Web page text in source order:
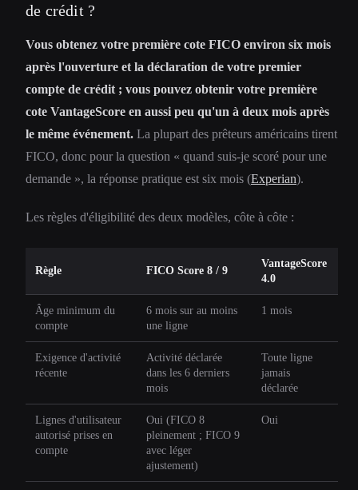
de crédit ?
Vous obtenez votre première cote FICO environ six mois
après l'ouverture et la déclaration de votre premier
compte de crédit ; vous pouvez obtenir votre première
cote VantageScore en aussi peu qu'un à deux mois après
le même événement. La plupart des prêteurs américains tirent
FICO, donc pour la question « quand suis-je scoré pour une
demande », la réponse pratique est six mois (Experian).
Les règles d'éligibilité des deux modèles, côte à côte :
Règle FICO Score 8 / 9
VantageScore
4.0
Âge minimum du
compte
6 mois sur au moins
une ligne
1 mois
Exigence d'activité
récente
Activité déclarée
dans les 6 derniers
mois
Toute ligne
jamais
déclarée
Lignes d'utilisateur
autorisé prises en
compte
Oui (FICO 8
pleinement ; FICO 9
avec léger
ajustement)
Oui